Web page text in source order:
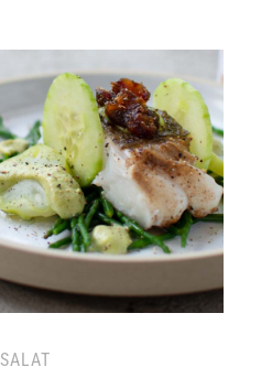
SALAT